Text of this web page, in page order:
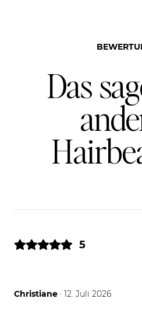
Das
5
Christiane 12.07.26
· 12. Juli 2026